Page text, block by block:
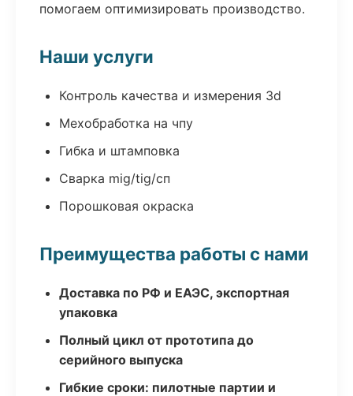
помогаем оптимизировать производство.
Наши услуги
Контроль качества и измерения 3d
Мехобработка на чпу
Гибка и штамповка
Сварка mig/tig/сп
Порошковая окраска
Преимущества работы с нами
Доставка по РФ и ЕАЭС, экспортная
упаковка
Полный цикл от прототипа до
серийного выпуска
Гибкие сроки: пилотные партии и